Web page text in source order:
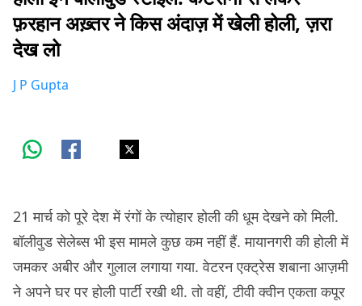
फ़रहान अख़्तर ने किस अंदाज़ में खेली होली, ज़रा
देख लो
J P Gupta
21 मार्च को पूरे देश में रंगों के त्योहार होली की धूम देखने को मिली.
बॉलीवुड सेलेब्स भी इस मामले कुछ कम नहीं हैं. मायानगरी की होली में
जमकर अबीर और गुलाल लगाया गया. वेटरन एक्ट्रेस शबाना आज़मी
ने अपने घर पर होली पार्टी रखी थी. तो वहीं, टीवी क्वीन एकता कपूर